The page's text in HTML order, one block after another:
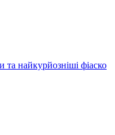
та найкурйозніші фіаско